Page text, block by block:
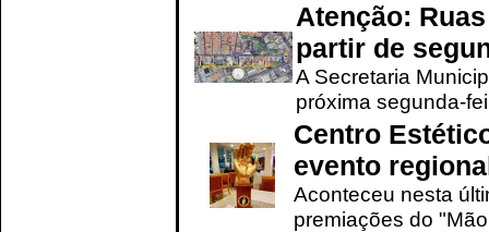
Atenção:
partir de
A Secretaria
próxima segunda-
Centro
evento
Aconteceu nesta
premiações do